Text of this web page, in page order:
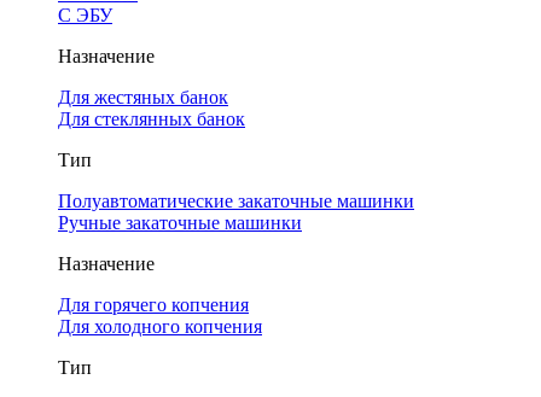
С ЭБУ
Назначение
Для жестяных банок
Для стеклянных банок
Тип
Полуавтоматические закаточные машинки
Ручные закаточные машинки
Назначение
Для горячего копчения
Для холодного копчения
Тип